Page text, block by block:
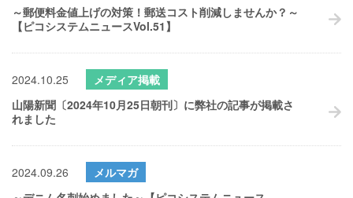
～郵便料金値上げの対策！郵送コスト削減しませんか？～
【ピコシステムニュースVol.51】
2024.10.25
メディア掲載
山陽新聞〔2024年10月25日朝刊〕に弊社の記事が掲載さ
れました
2024.09.26
メルマガ